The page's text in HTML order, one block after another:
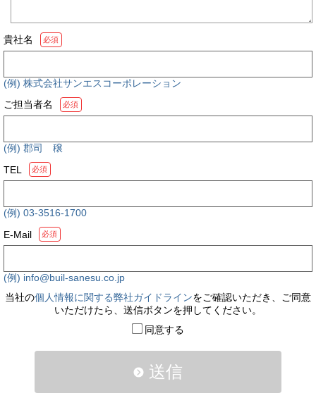
貴社名 必須
(例) 株式会社サンエスコーポレーション
ご担当者名
必須
(例) 郡司 穣
TEL
必須
(例) 03-3516-1700
E-Mail
必須
(例) info@buil-sanesu.co.jp
当社の個人情報に関する弊社ガイドラインをご確認いただき、ご同意
いただけたら、送信ボタンを押してください。
同意する
送信